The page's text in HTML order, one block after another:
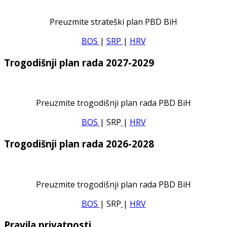
Preuzmite strateški plan PBD BiH
BOS | SRP | HRV
Trogodišnji plan rada 2027-2029
Preuzmite trogodišnji plan rada PBD BiH
BOS | SRP | HRV
Trogodišnji plan rada 2026-2028
Preuzmite trogodišnji plan rada PBD BiH
BOS | SRP | HRV